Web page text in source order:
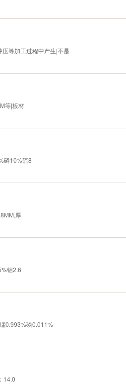
压等加工过程中产生|不是
等|板材
磷10%硫8
厚
铝2.6
0.993%磷0.011%
14.0